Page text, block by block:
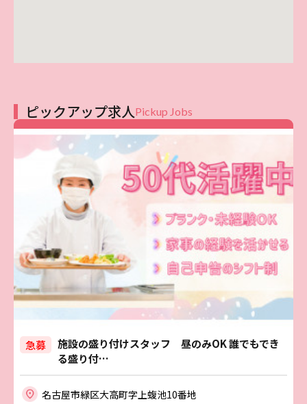
ピックアップ求人Pickup Jobs
急募
施設の盛り付けスタッフ 昼のみOK 誰でもでき
る盛り付…
名古屋市緑区大高町字上蝮池10番地